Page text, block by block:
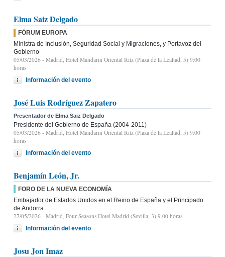
Elma Saiz Delgado
FÓRUM EUROPA
Ministra de Inclusión, Seguridad Social y Migraciones, y Portavoz del
Gobierno
05/03/2026 - Madrid, Hotel Mandarin Oriental Ritz (Plaza de la Lealtad, 5) 9:00
horas
Información del evento
José Luis Rodríguez Zapatero
Presentador de Elma Saiz Delgado
Presidente del Gobierno de España (2004-2011)
05/03/2026 - Madrid, Hotel Mandarin Oriental Ritz (Plaza de la Lealtad, 5) 9:00
horas
Información del evento
Benjamín León, Jr.
FORO DE LA NUEVA ECONOMÍA
Embajador de Estados Unidos en el Reino de España y el Principado
de Andorra
27/05/2026 - Madrid, Four Seasons Hotel Madrid (Sevilla, 3) 9.00 horas
Información del evento
Josu Jon Imaz